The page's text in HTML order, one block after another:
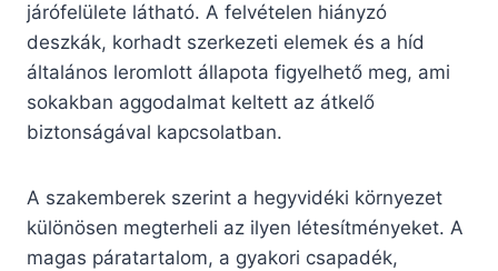
járófelülete látható. A felvételen hiányzó
deszkák, korhadt szerkezeti elemek és a híd
általános leromlott állapota figyelhető meg, ami
sokakban aggodalmat keltett az átkelő
biztonságával kapcsolatban.
A szakemberek szerint a hegyvidéki környezet
különösen megterheli az ilyen létesítményeket. A
magas páratartalom, a gyakori csapadék,